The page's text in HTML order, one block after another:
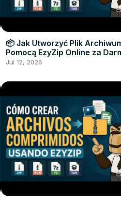
📦 Jak Utworzyć Plik
Pomocą EzyZip Online za
Instalacji Oprogramowania
Jul 12, 2026